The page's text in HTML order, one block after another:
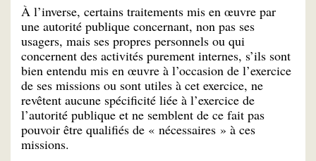
À l’inverse, certains traitements mis en œuvre par
une autorité publique concernant, non pas ses
usagers, mais ses propres personnels ou qui
concernent des activités purement internes, s’ils sont
bien entendu mis en œuvre à l’occasion de l’exercice
de ses missions ou sont utiles à cet exercice, ne
revêtent aucune spécificité liée à l’exercice de
l’autorité publique et ne semblent de ce fait pas
pouvoir être qualifiés de « nécessaires » à ces
missions.